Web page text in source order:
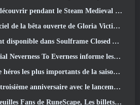
pendant le Steam Medieval Fest
ouverte de Gloria Victis démarre aujourd’hui
dans Soulframe Closed Alpha
informe les joueurs de ce à quoi s'attendre lors des lancements
les plus importants de la saison 7.5
avec le lancement de Lunaria SS12 aujourd'hui
Les billets pour le RuneFest sont sur le point d'être mis en vente